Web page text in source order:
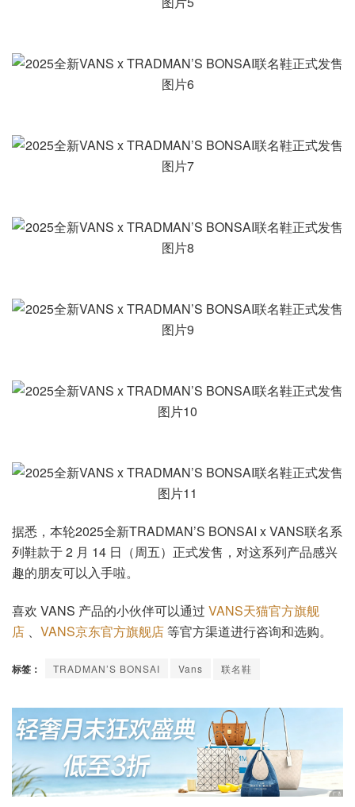
据悉，本轮2025全新TRADMAN’S BONSAI x VANS联名系
列鞋款于 2 月 14 日（周五）正式发售，对这系列产品感兴
趣的朋友可以入手啦。
喜欢 VANS 产品的小伙伴可以通过 VANS天猫官方旗舰
店 、 VANS京东官方旗舰店等官方渠道进行咨询和选购。
标签： TRADMAN’S BONSAI Vans 联名鞋